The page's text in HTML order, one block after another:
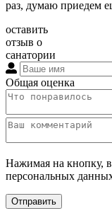
раз, думаю приедем
оставить
отзыв о
санатории
Общая оценка
Нажимая на кнопку,
персональных
Отправить